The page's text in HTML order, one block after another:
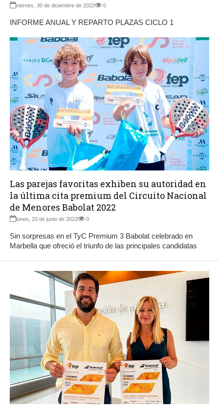
viernes, 30 de diciembre de 2022 0
INFORME ANUAL Y REPARTO PLAZAS CICLO 1
Las parejas favoritas exhiben su autoridad en
la última cita premium del Circuito Nacional
de Menores Babolat 2022
lunes, 20 de junio de 2022 0
Sin sorpresas en el TyC Premium 3 Babolat celebrado en
Marbella que ofreció el triunfo de las principales candidatas